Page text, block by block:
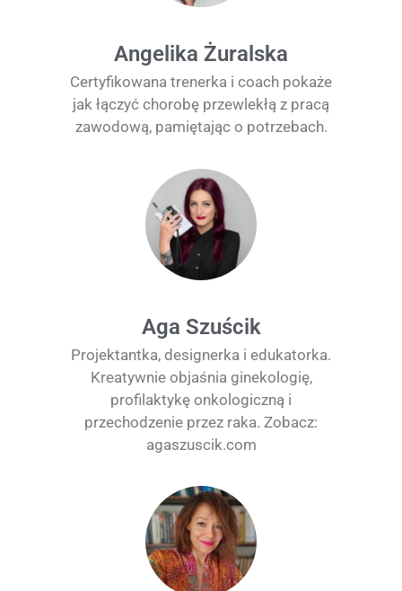
Angelika Żuralska
Certyfikowana trenerka i coach pokaże
jak łączyć chorobę przewlekłą z pracą
zawodową, pamiętając o potrzebach.
Aga Szuścik​
Projektantka, designerka i edukatorka.
Kreatywnie objaśnia ginekologię,
profilaktykę onkologiczną i
przechodzenie przez raka. Zobacz:
agaszuscik.com